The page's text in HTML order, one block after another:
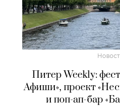
Питер Weekly:
Афиши», проект
и поп-ап-бар